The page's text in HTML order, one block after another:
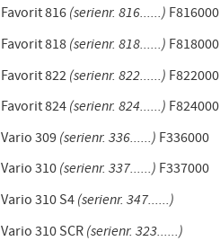
Favorit 816 (serienr. 816......) F816000
Favorit 818(serienr. 818......) F818000
Favorit 822(serienr. 822......) F822000
Favorit 824 (serienr. 824......) F824000
Vario 309 (serienr. 336......) F336000
Vario 310 (serienr. 337......) F337000
Vario 310 S4 (serienr. 347......)
Vario 310 SCR (serienr. 323......)